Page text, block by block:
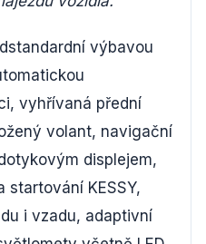
výbavou
vyhřívaná přední
volant, navigační
displejem,
startování KESSY,
i vzadu, adaptivní